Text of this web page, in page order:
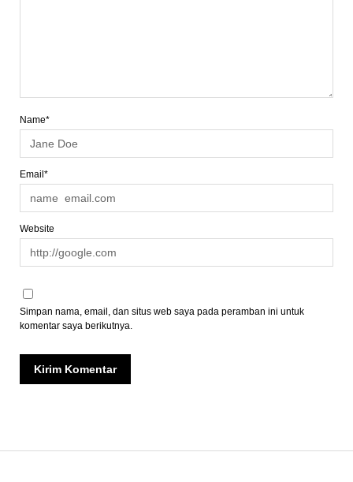
Name*
Email*
Website
Simpan nama, email, dan situs web saya pada peramban ini untuk
komentar saya berikutnya.